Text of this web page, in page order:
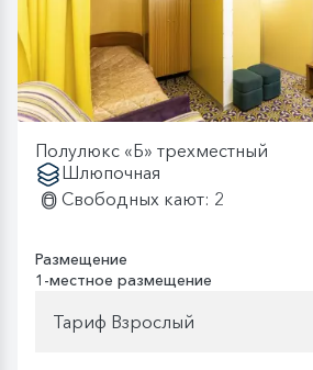
Полулюкс «Б» трехместный
Шлюпочная
Свободных кают: 2
Размещение
1-местное размещение
Тариф Взрослый